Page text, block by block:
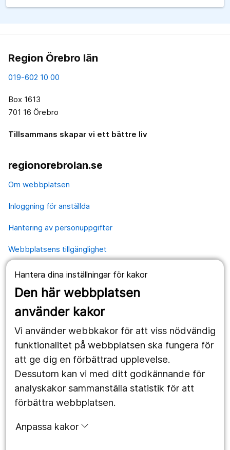
Hantera dina inställningar för kakor
Den här webbplatsen
använder kakor
Vi använder webbkakor för att viss nödvändig
funktionalitet på webbplatsen ska fungera för
att ge dig en förbättrad upplevelse.
Dessutom kan vi med ditt godkännande för
analyskakor sammanställa statistik för att
förbättra webbplatsen.
Anpassa kakor
Region Örebro län
019-602 10 00
Box 1613
701 16 Örebro
Tillsammans skapar vi ett bättre liv
regionorebrolan.se
Om webbplatsen
Inloggning för anställda
Hantering av personuppgifter
Webbplatsens tillgänglighet
Våra webbplatser
1177.se
Region Örebro län
Följ oss
Facebook